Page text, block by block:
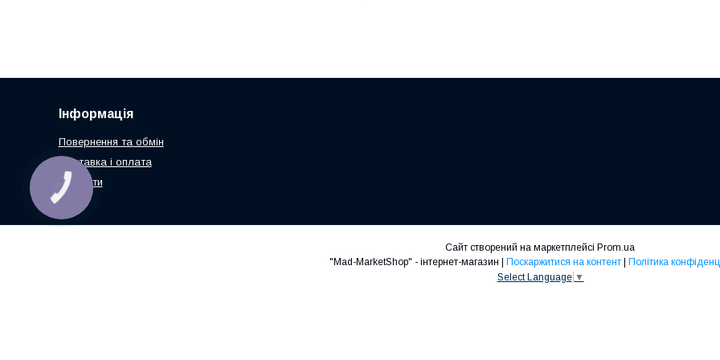
Інформація
Повернення та обмін
Доставка і оплата
Контакти
Сайт створений на маркетплейсі Prom.ua
"Mad-MarketShop" - інтернет-магазин | Поскаржитися на контент | Політика
Select Language ▼
КНОПКА
ЗВ'ЯЗКУ